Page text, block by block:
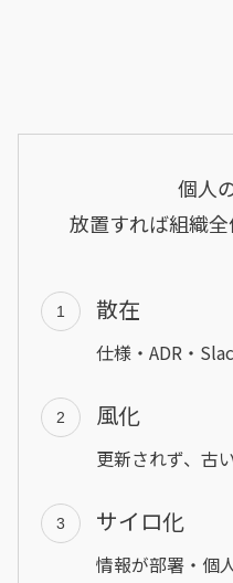
個人
放置すれば組織全
1 散在
仕様・ADR・
2 風化
更新されず、古
3 サイロ化
情報が部署・個